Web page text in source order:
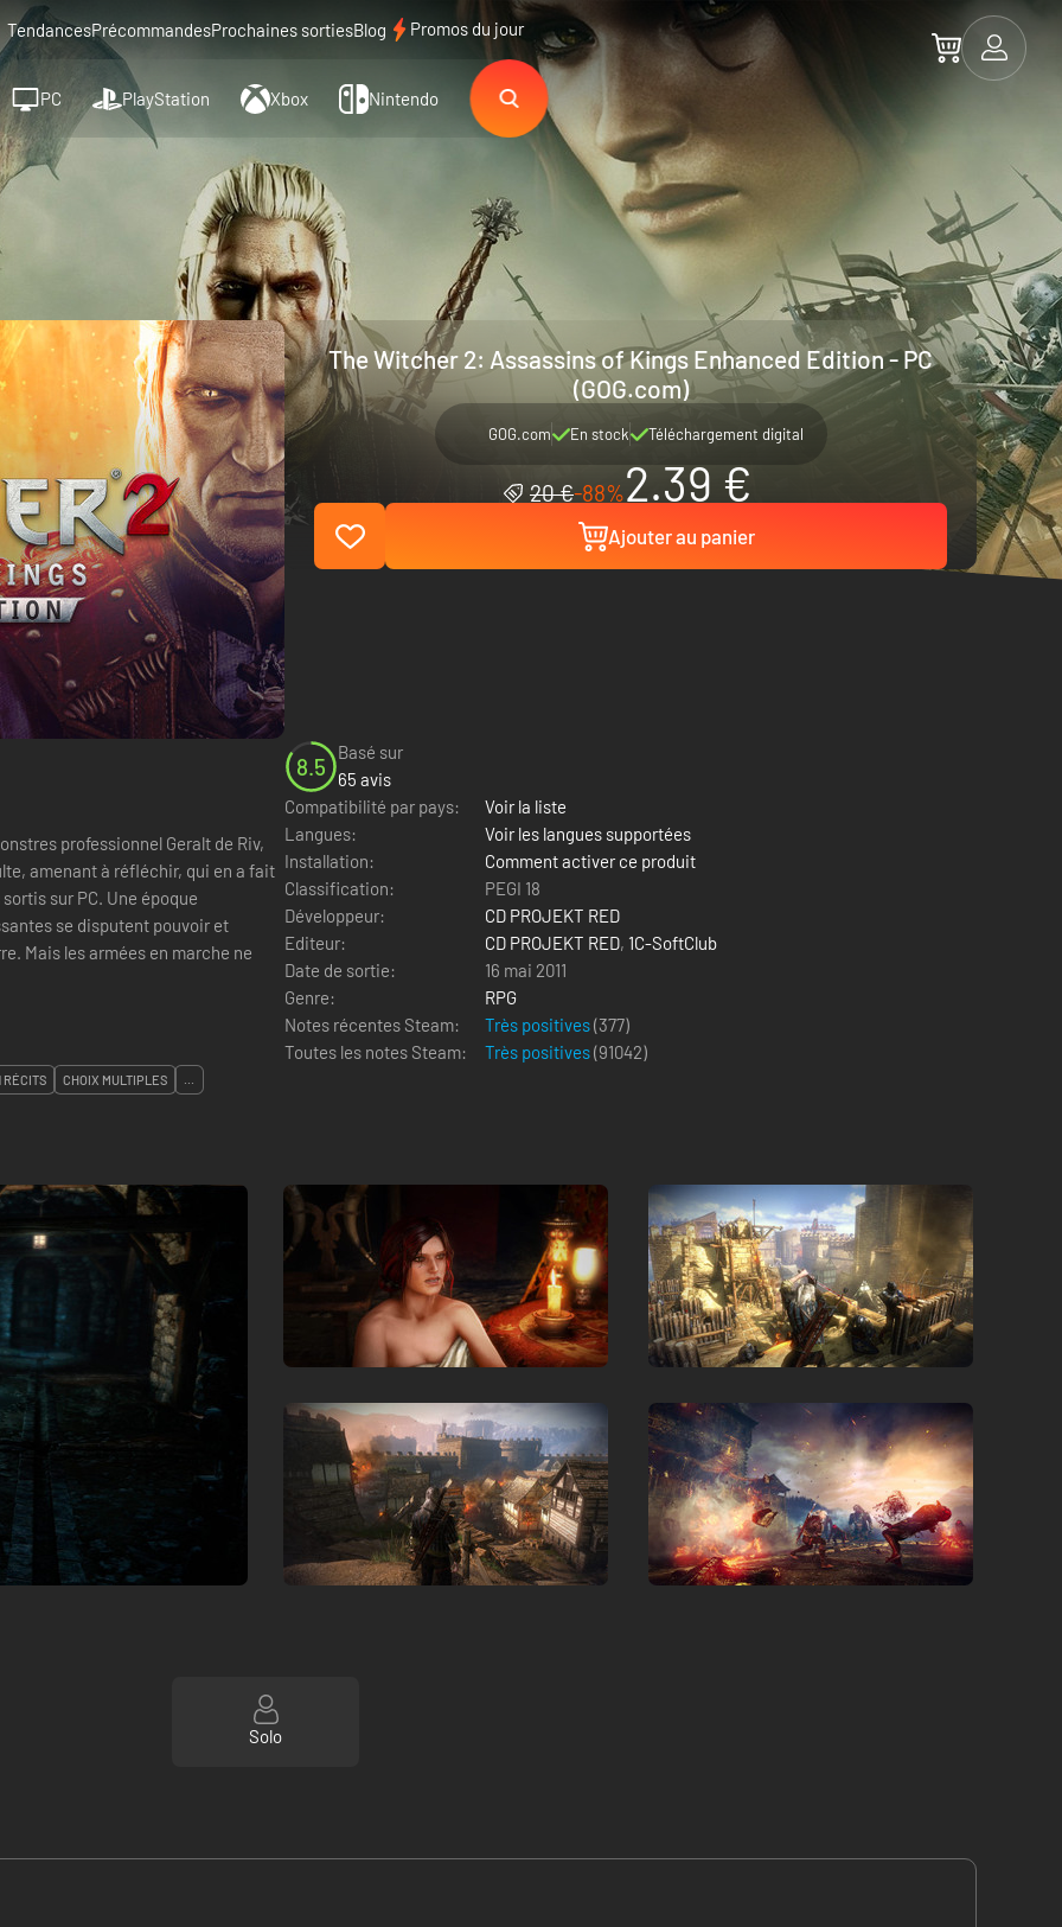
TendancesPrécommandesProchaines sortiesBlog Promos du jour
PC PlayStation Xbox Nintendo
The Witcher 2: Assassins of Kings Enhanced Edition - PC
(GOG.com)
GOG.com En stock Téléchargement digital
20 €-88%2.39 €
Ajouter au panier
professionnel Geralt de Riv,
amenant à réfléchir, qui en a fait
Une époque
se disputent pouvoir et
Mais les armées en marche ne
8.5
Basé sur
65 avis
Compatibilité par pays:
Voir la liste
Langues:
Voir les langues supportées
Installation:
Comment activer ce produit
Classification:
PEGI 18
Développeur:
CD PROJEKT RED
Editeur:
CD PROJEKT RED, 1C-SoftClub
Date de sortie:
16 mai 2011
Genre:
RPG
Notes récentes Steam:
Très positives(377)
Toutes les notes Steam:
Très positives(91042)
RÉCITS CHOIX MULTIPLES ...
Solo